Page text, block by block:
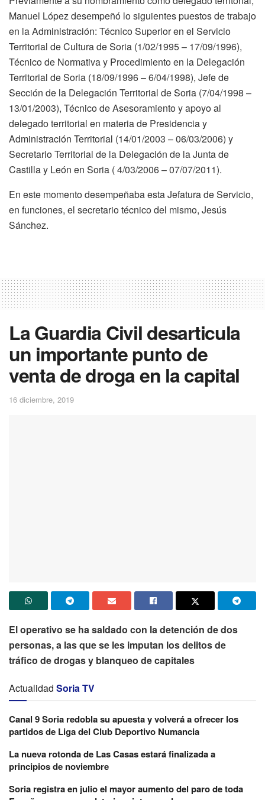
Manuel López desempeñó lo siguientes puestos de trabajo
en la Administración: Técnico Superior en el Servicio
Territorial de Cultura de Soria (1/02/1995 – 17/09/1996),
Técnico de Normativa y Procedimiento en la Delegación
Territorial de Soria (18/09/1996 – 6/04/1998), Jefe de
Sección de la Delegación Territorial de Soria (7/04/1998 –
13/01/2003), Técnico de Asesoramiento y apoyo al
delegado territorial en materia de Presidencia y
Administración Territorial (14/01/2003 – 06/03/2006) y
Secretario Territorial de la Delegación de la Junta de
Castilla y León en Soria ( 4/03/2006 – 07/07/2011).
En este momento desempeñaba esta Jefatura de Servicio,
en funciones, el secretario técnico del mismo, Jesús
Sánchez.
La Guardia Civil desarticula
un importante punto de
venta de droga en la capital
16 diciembre, 2019
El operativo se ha saldado con la detención de dos
personas, a las que se les imputan los delitos de
tráfico de drogas y blanqueo de capitales
Actualidad Soria TV
Canal 9 Soria redobla su apuesta y volverá a ofrecer los
partidos de Liga del Club Deportivo Numancia
La nueva rotonda de Las Casas estará finalizada a
principios de noviembre
Soria registra en julio el mayor aumento del paro de toda